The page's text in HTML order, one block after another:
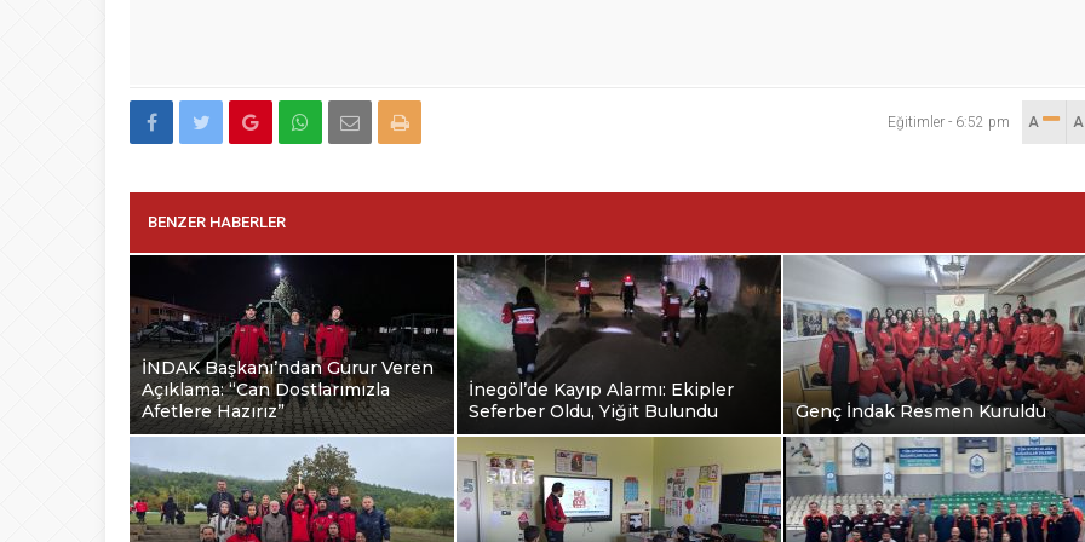
Eğitimler - 6:52 pm A
BENZER HABERLER
İNDAK Başkanı’ndan Gurur Veren
Açıklama: “Can Dostlarımızla
Afetlere Hazırız”
İnegöl’de Kayıp Alarmı: Ekipler
Seferber Oldu, Yiğit Bulundu
Genç İndak Resmen Kuruldu